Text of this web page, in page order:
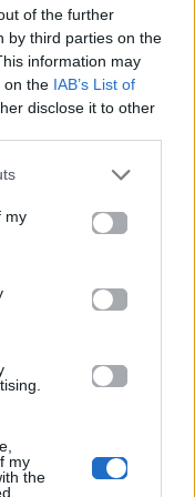
of the further
by third parties on the
information may
on the IAB’s List of
disclose it to other
my
my
the